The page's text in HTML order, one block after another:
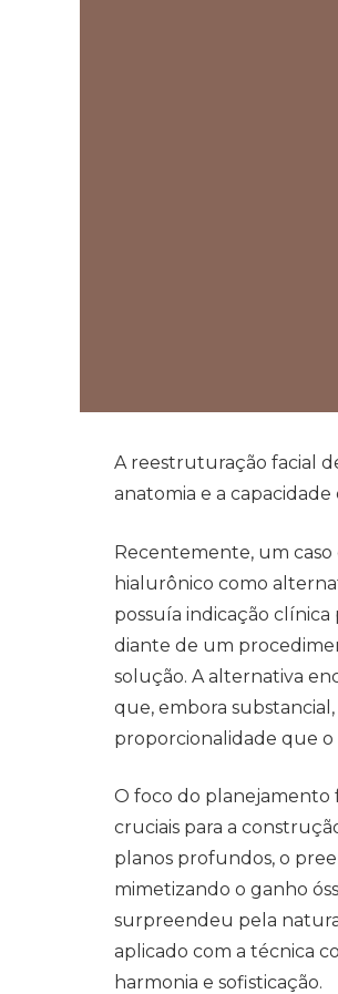
A reestruturação facial
anatomia e a
Recentemente, um
hialurônico como
possuía indicação
diante de um
solução. A alternativa
que, embora
proporcionalidade que o
O foco do planejamento
cruciais para a
planos profundos, o
mimetizando o ganho
surpreendeu pela
aplicado com a técnica
harmonia e sofisticação.